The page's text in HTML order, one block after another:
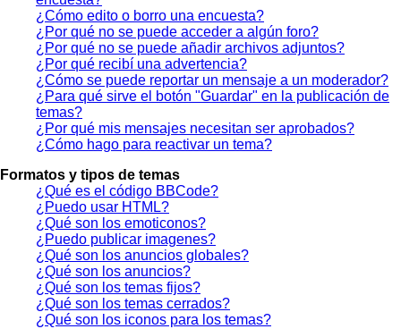
¿Cómo edito o borro una encuesta?
¿Por qué no se puede acceder a algún foro?
¿Por qué no se puede añadir archivos adjuntos?
¿Por qué recibí una advertencia?
¿Cómo se puede reportar un mensaje a un moderador?
¿Para qué sirve el botón "Guardar" en la publicación de
temas?
¿Por qué mis mensajes necesitan ser aprobados?
¿Cómo hago para reactivar un tema?
Formatos y tipos de temas
¿Qué es el código BBCode?
¿Puedo usar HTML?
¿Qué son los emoticonos?
¿Puedo publicar imagenes?
¿Qué son los anuncios globales?
¿Qué son los anuncios?
¿Qué son los temas fijos?
¿Qué son los temas cerrados?
¿Qué son los iconos para los temas?